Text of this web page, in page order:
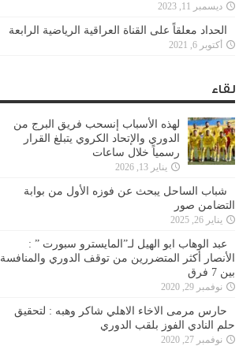
ديسمبر 11, 2023
الحداد معلقاً على القناة العراقية الرياضية الرابعة
أكتوبر 6, 2021
لقاء
لهذه الأسباب إنسحب فريق البرج من
الدوري والإتحاد الكروي يتبلغ القرار
رسمياً خلال ساعات
يناير 13, 2026
شباب الساحل يبحث عن فوزه الأول من بوابة
التضامن صور
يناير 26, 2025
عبد الوهاب ابو الهيل لـ”المايسترو سبورت ” :
الأنصار أكثر المتضررين من توقف الدوري والمنافسة
بين 7 فرق
نوفمبر 29, 2020
حارس مرمى الاخاء الاهلي شاكر وهبه : لتحقيق
حلم النادي الفوز بلقب الدوري
نوفمبر 27, 2020